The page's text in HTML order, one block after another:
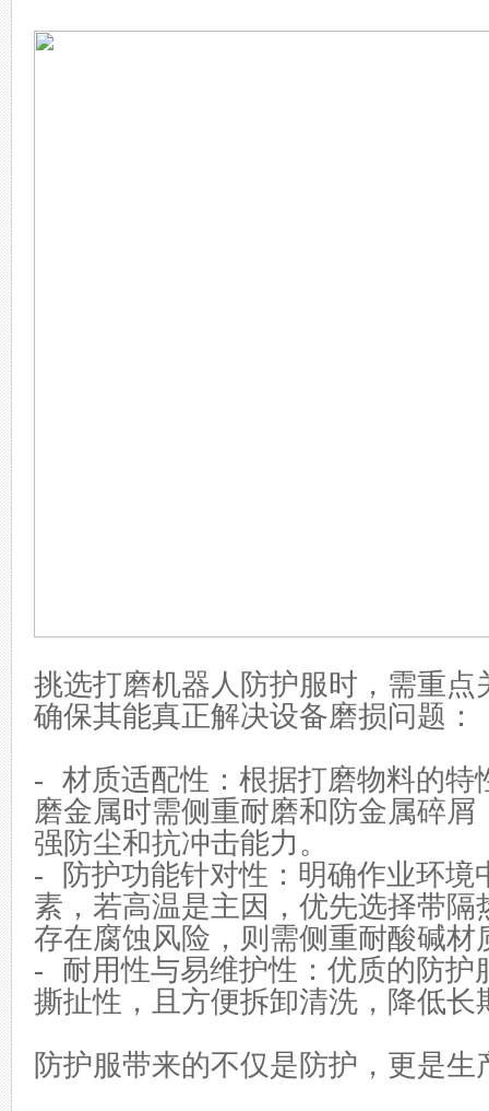
挑选打磨机器人防护服时，需重点
确保其能真正解决设备磨损问题：
- 材质适配性：根据打磨物料的特
磨金属时需侧重耐磨和防金属碎屑
强防尘和抗冲击能力。
- 防护功能针对性：明确作业环境
素，若高温是主因，优先选择带隔
存在腐蚀风险，则需侧重耐酸碱材
- 耐用性与易维护性：优质的防护
撕扯性，且方便拆卸清洗，降低长
防护服带来的不仅是防护，更是生